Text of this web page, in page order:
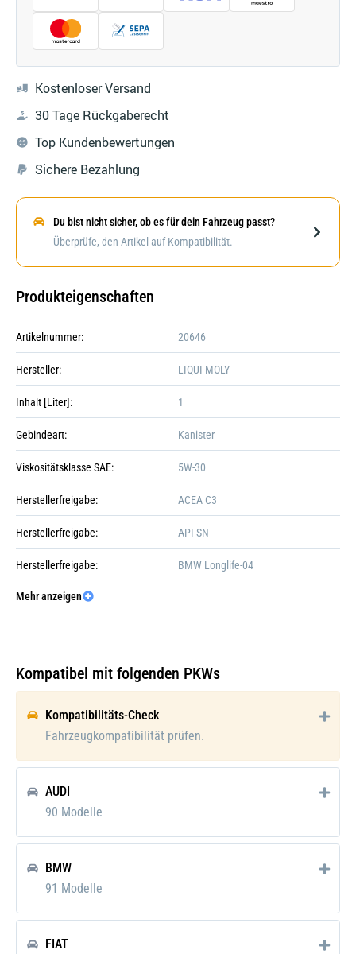
Kostenloser Versand
30 Tage Rückgaberecht
Top Kundenbewertungen
Sichere Bezahlung
Darstellung kann abweichen
Du bist nicht sicher, ob es für dein Fahrzeug passt?
Überprüfe, den Artikel auf Kompatibilität.
Produkteigenschaften
Artikelnummer: 20646
Hersteller: LIQUI MOLY
Inhalt [Liter]: 1
Gebindeart: Kanister
Viskositätsklasse SAE: 5W-30
Herstellerfreigabe: ACEA C3
Herstellerfreigabe: API SN
Herstellerfreigabe: BMW Longlife-04
Herstellerfreigabe:
Ölherstellerempfehlung: Porsche C30
Verpackungshöhe: 18 cm
Verpackungslänge: 5 cm
Verpackungsbreite:
Mehr anzeigen
Kompatibel mit folgenden PKWs
Kompatibilitäts-Check
Fahrzeugkompatibilität prüfen.
AUDI
90 Modelle
BMW
91 Modelle
FIAT